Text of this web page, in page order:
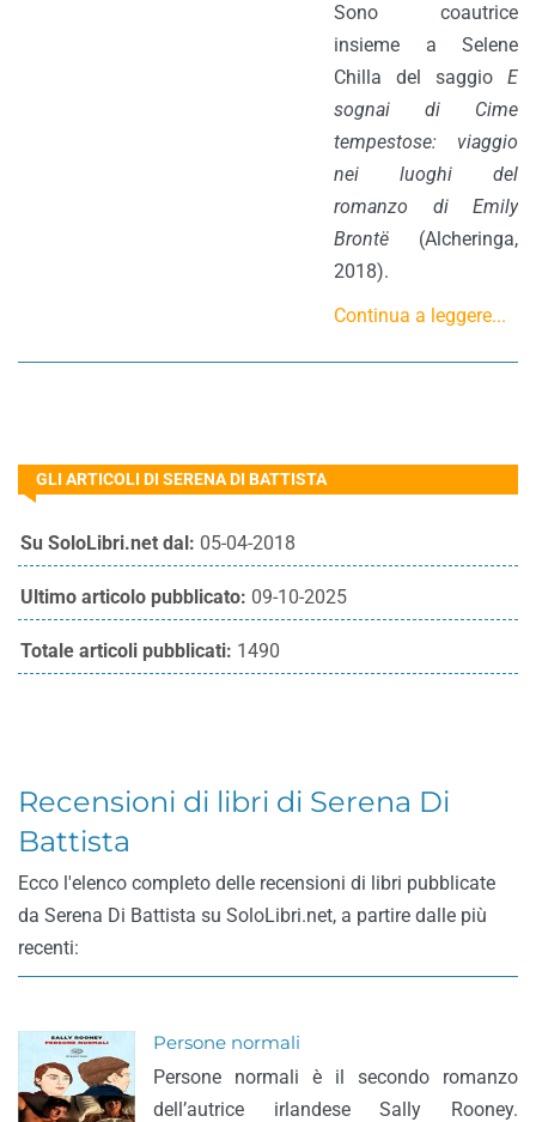
Sono coautrice
insieme a Selene
Chilla del saggio E
sognai di Cime
tempestose: viaggio
nei luoghi del
romanzo di Emily
Brontë (Alcheringa,
2018).
Continua a leggere...
GLI ARTICOLI DI SERENA DI BATTISTA
Su SoloLibri.net dal: 05-04-2018
Ultimo articolo pubblicato: 09-10-2025
Totale articoli pubblicati: 1490
Recensioni di libri di Serena Di
Battista
Ecco l'elenco completo delle recensioni di libri pubblicate
da Serena Di Battista su SoloLibri.net, a partire dalle più
recenti:
Persone normali
Persone normali è il secondo romanzo
dell’autrice irlandese Sally Rooney.